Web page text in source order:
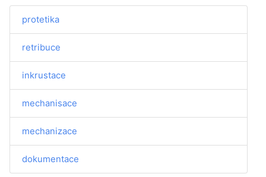
protetika
retribuce
inkrustace
mechanisace
mechanizace
dokumentace